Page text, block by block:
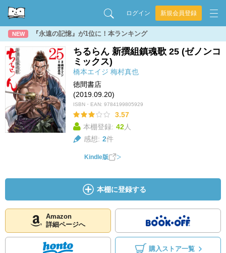
ログイン 新規会員登録
NEW 『永遠の記憶』が1位に！本ランキング
ちるらん 新撰組鎮魂歌 25 (ゼノンコ
ミックス)
橋本エイジ 梅村真也
徳間書店
(2019.09.20)
ISBN・EAN: 9784199805929
3.57
本棚登録: 42人
感想: 2件
Kindle版
本棚に登録する
Amazon
詳細ページへ
購入ストア一覧